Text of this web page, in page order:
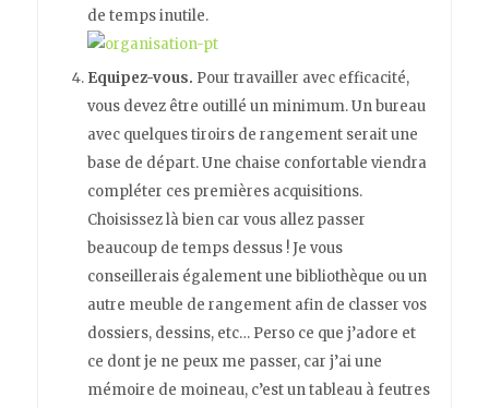
de temps inutile.
Equipez-vous. Pour travailler avec efficacité,
vous devez être outillé un minimum. Un bureau
avec quelques tiroirs de rangement serait une
base de départ. Une chaise confortable viendra
compléter ces premières acquisitions.
Choisissez là bien car vous allez passer
beaucoup de temps dessus ! Je vous
conseillerais également une bibliothèque ou un
autre meuble de rangement afin de classer vos
dossiers, dessins, etc… Perso ce que j’adore et
ce dont je ne peux me passer, car j’ai une
mémoire de moineau, c’est un tableau à feutres